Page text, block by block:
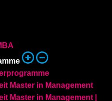
Master in Management
Master in Management |